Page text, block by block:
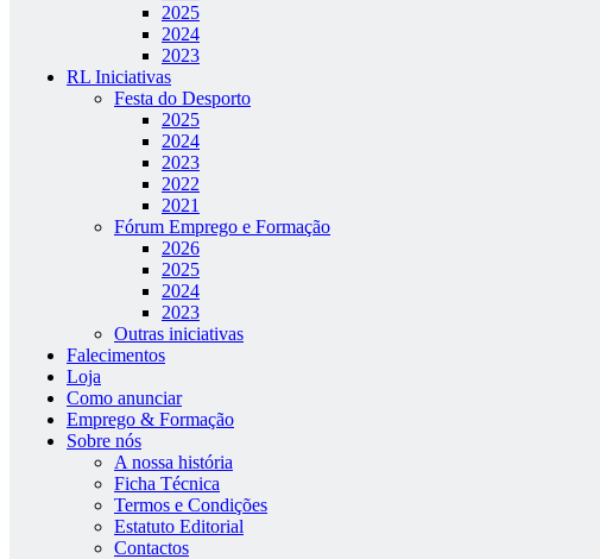
2025
2024
2023
RL Iniciativas
Festa do Desporto
2025
2024
2023
2022
2021
Fórum Emprego e Formação
2026
2025
2024
2023
Outras iniciativas
Falecimentos
Loja
Como anunciar
Emprego & Formação
Sobre nós
A nossa história
Ficha Técnica
Termos e Condições
Estatuto Editorial
Contactos